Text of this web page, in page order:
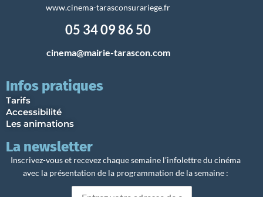
www.cinema-tarasconsurariege.fr
05 34 09 86 50
cinema@mairie-tarascon.com
Infos pratiques
Tarifs
Accessibilité
Les animations
La newsletter
Inscrivez-vous et recevez chaque semaine l’infolettre du cinéma
avec la présentation de la programmation de la semaine :